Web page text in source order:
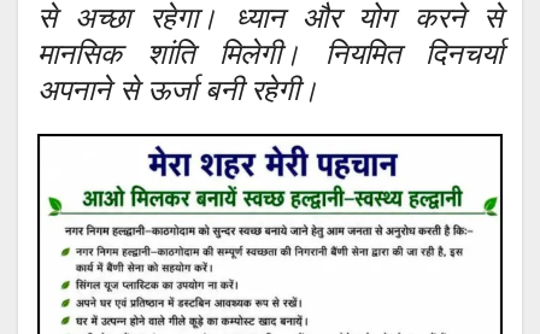
से अच्छा रहेगा। ध्यान और योग करने से
मानसिक शांति मिलेगी। नियमित दिनचर्या
अपनाने से ऊर्जा बनी रहेगी।